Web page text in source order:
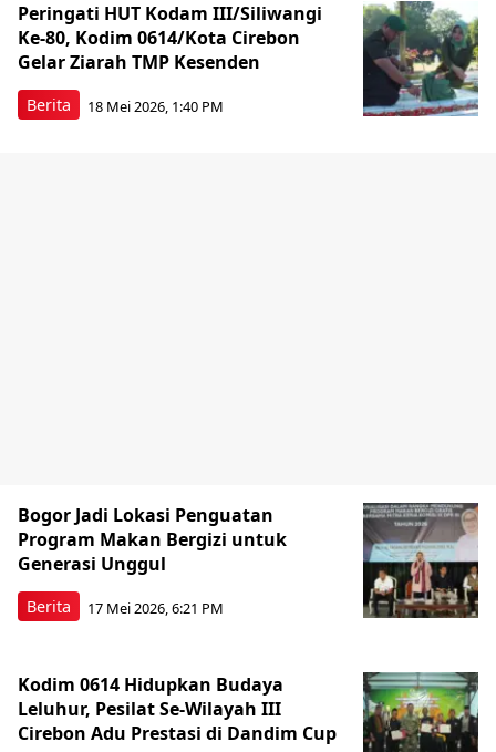
Berita
Peringati HUT Kodam III/Siliwangi
Ke-80, Kodim 0614/Kota Cirebon
Gelar Ziarah TMP Kesenden
18 Mei 2026, 1:40 PM
Berita
Bogor Jadi Lokasi Penguatan
Program Makan Bergizi untuk
Generasi Unggul
17 Mei 2026, 6:21 PM
Kodim 0614 Hidupkan Budaya
Leluhur, Pesilat Se-Wilayah III
Cirebon Adu Prestasi di Dandim Cup